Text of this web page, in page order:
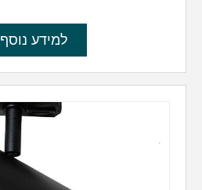
למידע נוסף